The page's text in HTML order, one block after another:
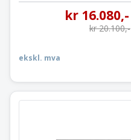
kr 16.080,-
kr20.100,-
ekskl. mva